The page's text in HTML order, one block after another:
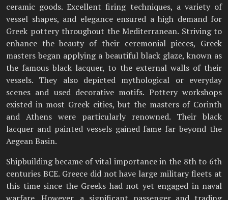
ceramic goods. Excellent firing techniques, a variety of
vessel shapes, and elegance ensured a high demand for
Greek pottery throughout the Mediterranean. Striving to
enhance the beauty of their ceremonial pieces, Greek
masters began applying a beautiful black glaze, known as
the famous black lacquer, to the external walls of their
vessels. They also depicted mythological or everyday
scenes and used decorative motifs. Pottery workshops
existed in most Greek cities, but the masters of Corinth
and Athens were particularly renowned. Their black
lacquer and painted vessels gained fame far beyond the
Aegean Basin.
Shipbuilding became of vital importance in the 8th to 6th
centuries BCE. Greece did not have large military fleets at
this time since the Greeks had not yet engaged in naval